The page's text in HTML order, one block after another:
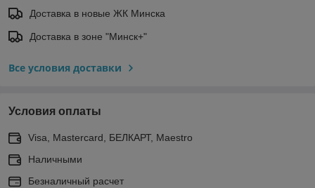
Доставка в новые ЖК Минска
Доставка в зоне "Минск+"
Все условия доставки
Условия оплаты
Visa, Mastercard, БЕЛКАРТ, Maestro
Наличными
Безналичный расчет